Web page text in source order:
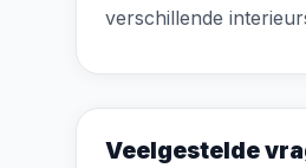
verschillende
Veelgestelde